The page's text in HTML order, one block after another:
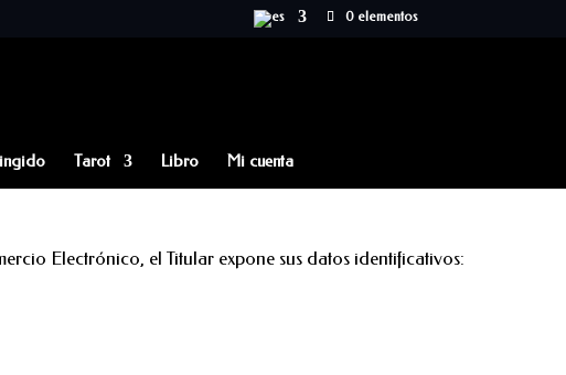
0 elementos
Tarot Libro Mi cuenta
Electrónico, el Titular expone sus datos identificativos: